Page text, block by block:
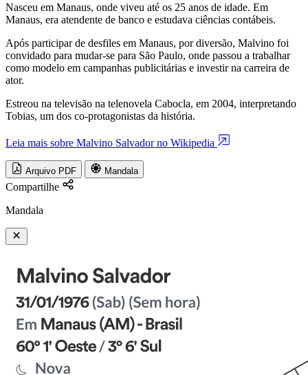
Nasceu em Manaus, onde viveu até os 25 anos de idade. Em
Manaus, era atendente de banco e estudava ciências contábeis.
Após participar de desfiles em Manaus, por diversão, Malvino foi
convidado para mudar-se para São Paulo, onde passou a trabalhar
como modelo em campanhas publicitárias e investir na carreira de
ator.
Estreou na televisão na telenovela Cabocla, em 2004, interpretando
Tobias, um dos co-protagonistas da história.
Leia mais sobre Malvino Salvador no Wikipedia
Arquivo PDF Mandala
Compartilhe
Mandala